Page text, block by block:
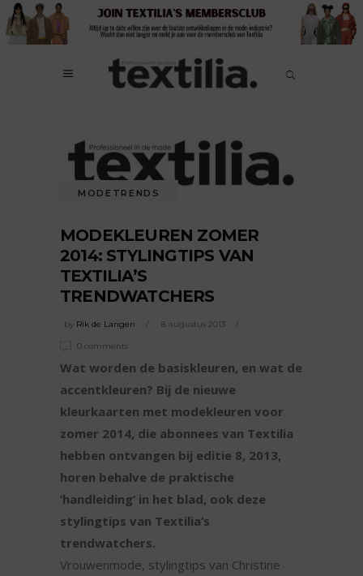
MODETRENDS
MODEKLEUREN ZOMER
2014: STYLINGTIPS VAN
TEXTILIA’S
TRENDWATCHERS
by Rik de Langen 8 augustus 2013
0 comments
Wat worden de basiskleuren, en wat de
accentkleuren? Bij de nieuwe
kleurkaarten met modekleuren voor
zomer 2014, die abonnees van Textilia
hebben ontvangen bij editie 8, 2013,
horen behalve de praktische
‘handleiding’ in het blad, ook deze
stylingtips van Textilia’s
trendwatchers.
Vrouwenmode, stylingtips van Christine